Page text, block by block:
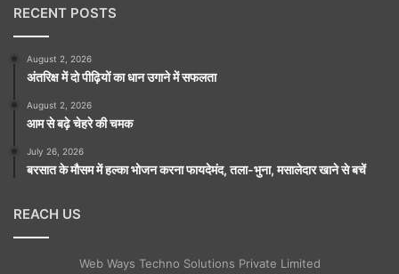
RECENT POSTS
August 2, 2026
अंतरिक्ष में दो पीढ़ियों का धान उगाने में सफलता
August 2, 2026
आम से बढ़े चेहरे की चमक
July 26, 2026
बरसात के मौसम में हल्का भोजन करना फायदेमंद, तला-भुना, मसालेदार खाने से बचें
REACH US
Web Ways Techno Solutions Private Limited